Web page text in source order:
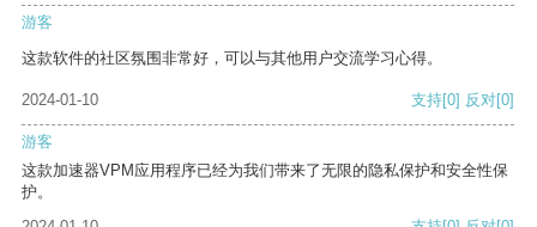
游客
这款软件的社区氛围非常好，可以与其他用户交流学习心得。
2024-01-10 支持[0] 反对[0]
游客
这款加速器VPM应用程序已经为我们带来了无限的隐私保护和安全性保
护。